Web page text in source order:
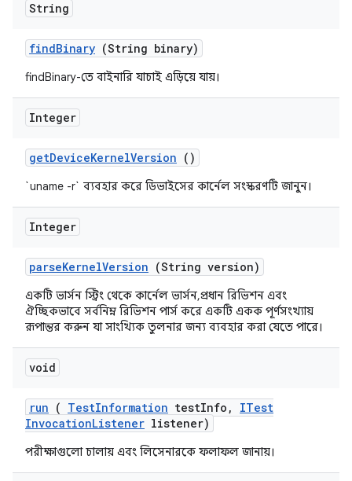
String
findBinary (String binary)
findBinary-তে বাইনারি যাচাই এড়িয়ে যায়।
Integer
getDeviceKernelVersion ()
`uname -r` ব্যবহার করে ডিভাইসের কার্নেল সংস্করণটি জানুন।
Integer
parseKernelVersion (String version)
একটি ভার্সন স্ট্রিং থেকে কার্নেল ভার্সন, প্রধান রিভিশন এবং
ঐচ্ছিকভাবে সর্বনিম্ন রিভিশন পার্স করে একটি একক পূর্ণসংখ্যায়
রূপান্তর করুন যা সাংখ্যিক তুলনার জন্য ব্যবহার করা যেতে পারে।
void
run ( TestInformation testInfo ,
ITest
InvocationListener listener)
পরীক্ষাগুলো চালায় এবং লিসেনারকে ফলাফল জানায়।